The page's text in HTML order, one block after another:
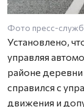
Фото пресс-
Установлено,
управляя
районе
справился с
движения и